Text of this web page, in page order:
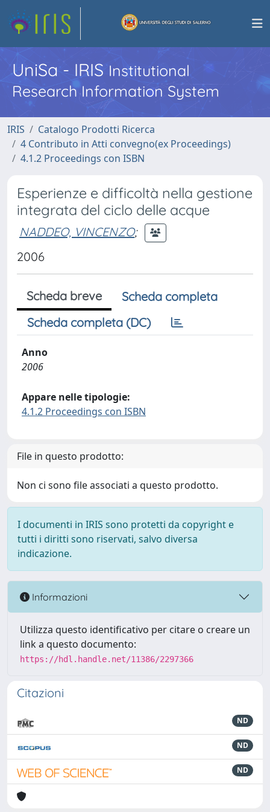
UniSa - IRISInstitutional
Research Information System
IRIS
Catalogo Prodotti Ricerca
4 Contributo in Atti convegno(ex Proceedings)
4.1.2 Proceedings con ISBN
Esperienze e difficoltà nella gestione
integrata del ciclo delle acque
NADDEO, VINCENZO;
2006
Scheda breve
Scheda completa
Scheda completa (DC)
Anno
2006
Appare nelle tipologie:
4.1.2 Proceedings con ISBN
File in questo prodotto:
Non ci sono file associati a questo prodotto.
I documenti in IRIS sono protetti da copyright e
tutti i diritti sono riservati, salvo diversa
indicazione.
Informazioni
Utilizza questo identificativo per citare o creare un
link a questo documento:
https://hdl.handle.net/11386/2297366
Citazioni
ND
ND
ND